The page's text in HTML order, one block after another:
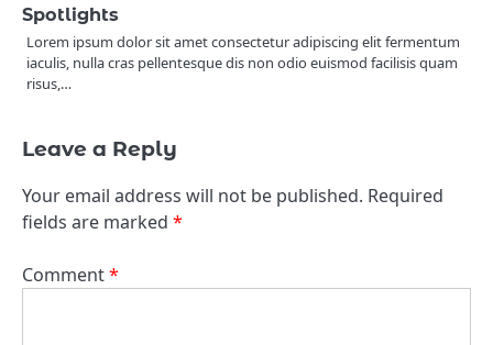
Spotlights
Lorem ipsum dolor sit amet consectetur adipiscing elit fermentum
iaculis, nulla cras pellentesque dis non odio euismod facilisis quam
risus,…
Leave a Reply
Your email address will not be published. Required
fields are marked *
Comment*